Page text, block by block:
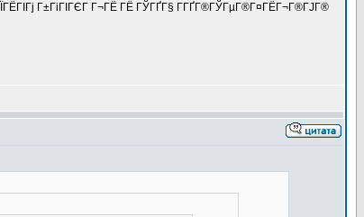
Г±ГіГІГЄГ Г¬ГЁ ГЁ ГЎГҐГ§ Г­ГҐГ®ГЎГµГ®Г¤ГЁГ¬Г®ГЈГ®